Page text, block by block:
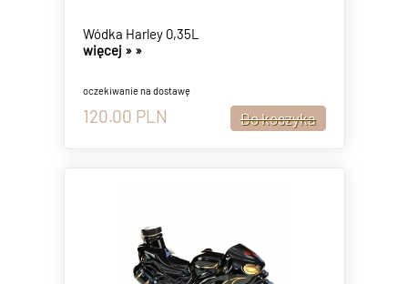
Wódka Harley 0,35L
więcej » »
oczekiwanie na dostawę
120.00 PLN